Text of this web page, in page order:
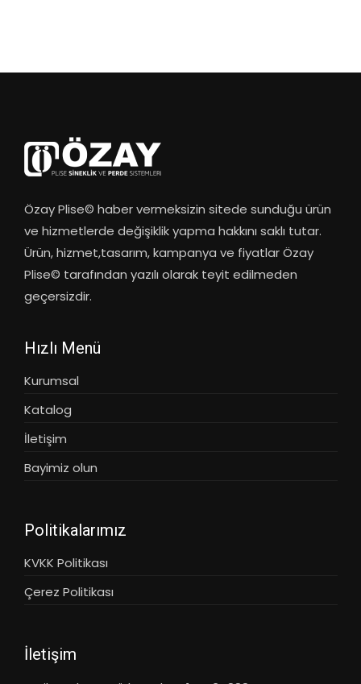
Özay Plise© haber vermeksizin sitede sunduğu ürün
ve hizmetlerde değişiklik yapma hakkını saklı tutar.
Ürün, hizmet,tasarım, kampanya ve fiyatlar Özay
Plise© tarafından yazılı olarak teyit edilmeden
geçersizdir.
Hızlı Menü
Kurumsal
Katalog
İletişim
Bayimiz olun
Politikalarımız
KVKK Politikası
Çerez Politikası
İletişim